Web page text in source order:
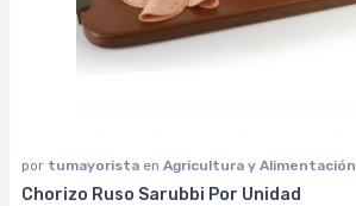
por tumayorista en Agricultura y Alimentación
Chorizo Ruso Sarubbi Por Unidad